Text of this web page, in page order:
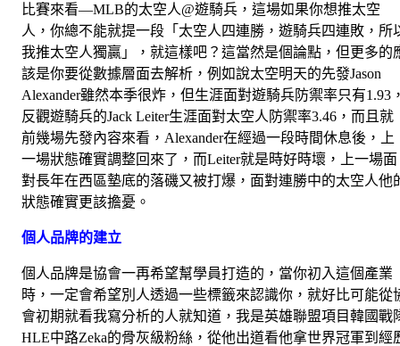
比賽來看—MLB的太空人@遊騎兵，這場如果你想推太空
人，你總不能就提一段「太空人四連勝，遊騎兵四連敗，所
我推太空人獨贏」，就這樣吧？這當然是個論點，但更多的
該是你要從數據層面去解析，例如說太空明天的先發Jason
Alexander雖然本季很炸，但生涯面對遊騎兵防禦率只有1.93
反觀遊騎兵的Jack Leiter生涯面對太空人防禦率3.46，而且就
前幾場先發內容來看，Alexander在經過一段時間休息後，上
一場狀態確實調整回來了，而Leiter就是時好時壞，上一場面
對長年在西區墊底的落磯又被打爆，面對連勝中的太空人他
狀態確實更該擔憂。
個人品牌的建立
個人品牌是協會一再希望幫學員打造的，當你初入這個產業
時，一定會希望別人透過一些標籤來認識你，就好比可能從
會初期就看我寫分析的人就知道，我是英雄聯盟項目韓國戰
HLE中路Zeka的骨灰級粉絲，從他出道看他拿世界冠軍到經